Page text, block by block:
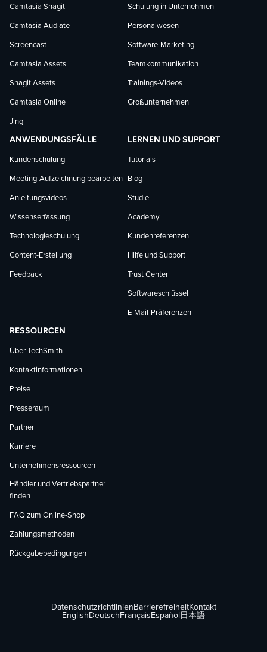
folgen
folgenfolgen
Camtasia Snagit
Camtasia Audiate
Screencast
Camtasia Assets
Snagit Assets
Camtasia Online
Jing
Schulung in Unternehmen
Personalwesen
Software-Marketing
Teamkommunikation
Trainings-Videos
Großunternehmen
ANWENDUNGSFÄLLE
Kundenschulung
Meeting-Aufzeichnung bearbeiten
Anleitungsvideos
Wissenserfassung
Technologieschulung
Content-Erstellung
Feedback
LERNEN UND SUPPORT
Tutorials
Blog
Studie
Academy
Kundenreferenzen
Hilfe und Support
Trust Center
Softwareschlüssel
E-Mail-Präferenzen
RESSOURCEN
Über TechSmith
Kontaktinformationen
Preise
Presseraum
Partner
Karriere
Unternehmensressourcen
Händler und Vertriebspartner
finden
FAQ zum Online-Shop
Zahlungsmethoden
Rückgabebedingungen
Datenschutzrichtlinien BarrierefreiheitKontakt
English Deutsch Français Español 日本語